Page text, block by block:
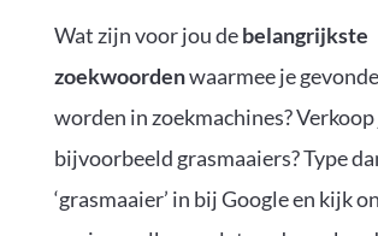
Wat zijn voor jou debelangrijkste
zoekwoordenwaarmee je
worden in zoekmachines? Verkoop
bijvoorbeeld grasmaaiers? Type
‘grasmaaier’ in bij Google en kijk